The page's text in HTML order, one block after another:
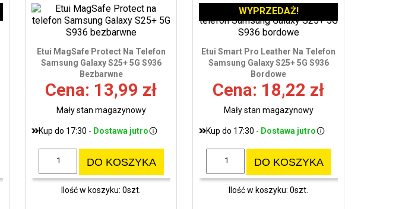
Etui MagSafe Protect Na Telefon
Samsung Galaxy S25+ 5G S936
Bezbarwne
Cena: 13,99 zł
Mały stan magazynowy
Kup do 17:30 - Dostawa jutro
DO KOSZYKA
Ilość w koszyku: 0szt.
Etui Smart Pro Leather Na Telefon
Samsung Galaxy S25+ 5G S936
Bordowe
Cena: 18,22 zł
Mały stan magazynowy
Kup do 17:30 - Dostawa jutro
DO KOSZYKA
Ilość w koszyku: 0szt.
WYPRZEDAŻ!